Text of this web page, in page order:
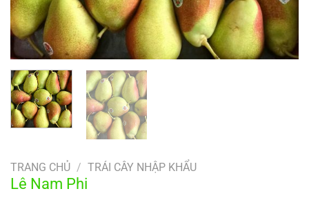
TRANG CHỦ / TRÁI CÂY NHẬP KHẨU
Lê Nam Phi